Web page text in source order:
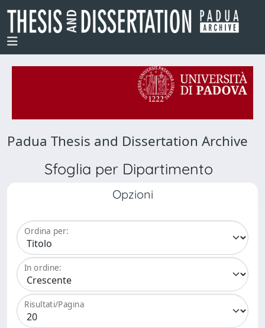
Padua Thesis and Dissertation Archive
Sfoglia per Dipartimento
Opzioni
Ordina per:
In ordine:
Risultati/Pagina